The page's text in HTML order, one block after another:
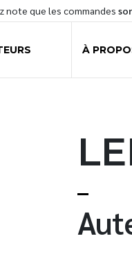
note que les commandes
À